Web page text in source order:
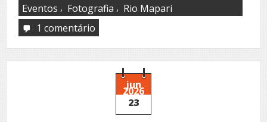
Eventos , Fotografia , Rio Mapari
1 comentário
o
Paraíso
Escondido
jun
2026
23